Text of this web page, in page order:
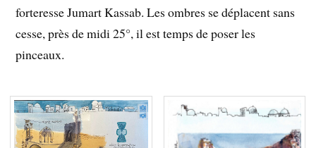
forteresse Jumart Kassab. Les ombres se déplacent sans
cesse, près de midi 25°, il est temps de poser les
pinceaux.